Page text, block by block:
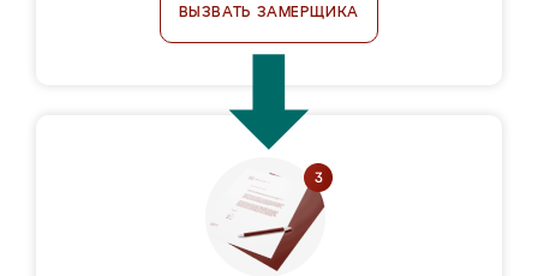
ВЫЗВАТЬ ЗАМЕРЩИКА